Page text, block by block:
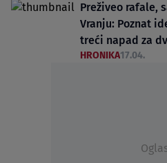
Preživeo rafale,
Vranju: Poznat
treći napad za
HRONIKA17.04.